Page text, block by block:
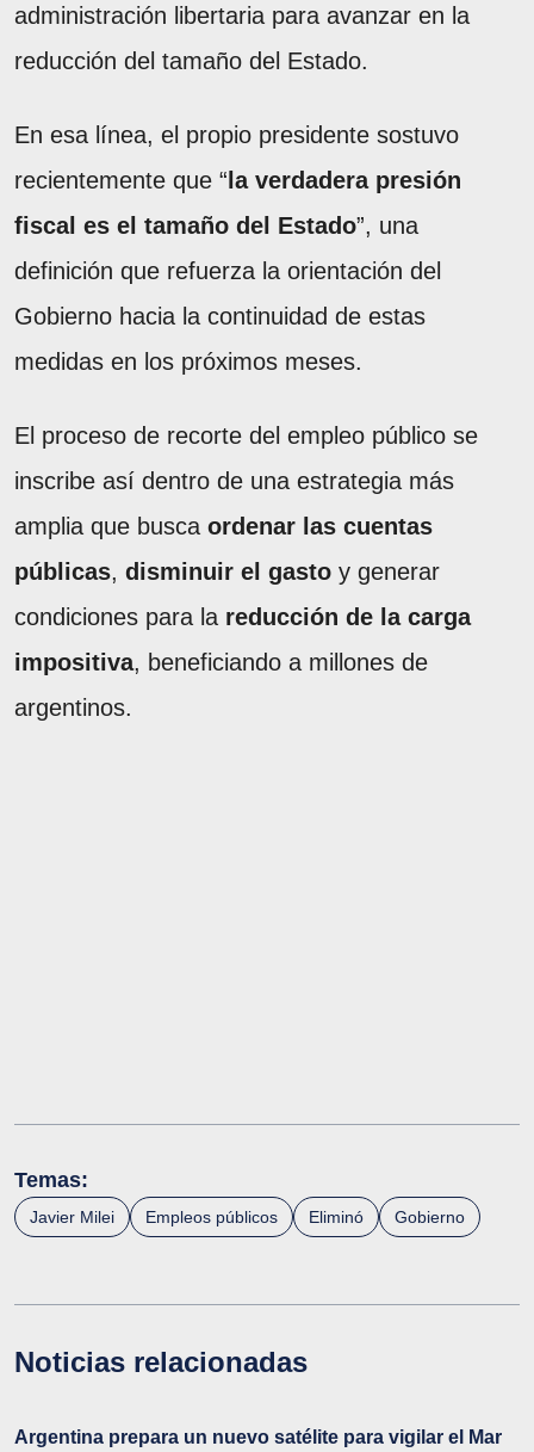
administración libertaria para avanzar en la
reducción del tamaño del Estado.
En esa línea, el propio presidente sostuvo
recientemente que “ la verdadera presión
fiscal es el tamaño del Estado”, una
definición que refuerza la orientación del
Gobierno hacia la continuidad de estas
medidas en los próximos meses.
El proceso de recorte del empleo público se
inscribe así dentro de una estrategia más
amplia que busca ordenar las cuentas
públicas, disminuir el gasto y generar
condiciones para la reducción de la carga
impositiva, beneficiando a millones de
argentinos.
Temas:
Javier Milei Empleos públicos Eliminó Gobierno
Noticias relacionadas
Argentina prepara un nuevo satélite para vigilar el Mar